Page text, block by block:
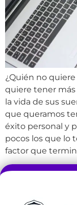
¿Quién no
quiere tener
la vida de sus
que queramos
éxito personal y
pocos los que lo
factor que